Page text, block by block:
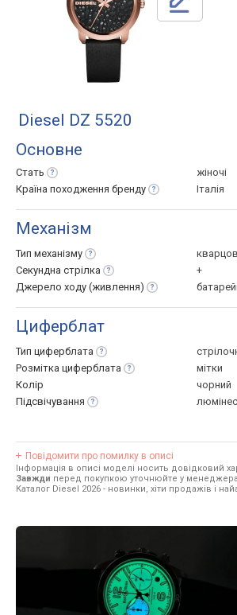
Diesel DZ 5520
Основне
Стать
жіночі
Країна походження бренду Італія
Механізм
Тип механізму
Секундна стрілка
+
Джерело ходу (живлення)
Циферблат
Тип циферблата
Розмітка циферблата
мітки
Колір
чорний
Підсвічування
Повідомити про помилку в описі
Інформація в описі моделі носить довідковий
Завжди перед покупкою уточнюйте у менеджера
Каталог Diesel 2026 - новинки, хіти продажів і